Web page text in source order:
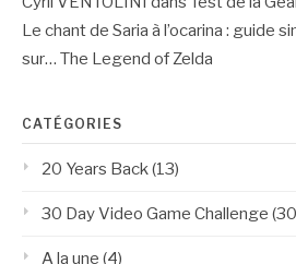
Le chant de Saria à l’ocarina : guide
sur… The Legend of Zelda
CATÉGORIES
20 Years Back(13)
30 Day Video Game Challenge
A la une (4)